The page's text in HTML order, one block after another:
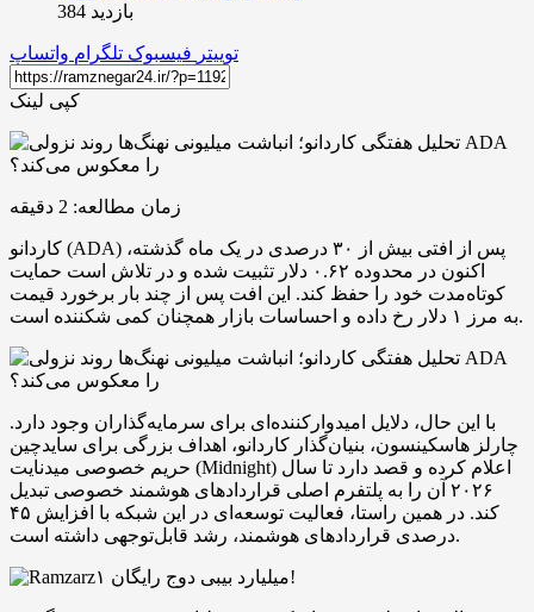
بازدید 384
توییتر فیسبوک تلگرام واتساپ
کپی لینک
زمان مطالعه: 2 دقیقه
کاردانو (ADA) پس از افتی بیش از ۳۰ درصدی در یک ماه گذشته،
اکنون در محدوده ۰.۶۲ دلار تثبیت شده و در تلاش است حمایت
کوتاه‌مدت خود را حفظ کند. این افت پس از چند بار برخورد قیمت
به مرز ۱ دلار رخ داده و احساسات بازار همچنان کمی شکننده است.
با این حال، دلایل امیدوارکننده‌ای برای سرمایه‌گذاران وجود دارد.
چارلز هاسکینسون، بنیان‌گذار کاردانو، اهداف بزرگی برای سایدچین
حریم خصوصی میدنایت (Midnight) اعلام کرده و قصد دارد تا سال
۲۰۲۶ آن را به پلتفرم اصلی قراردادهای هوشمند خصوصی تبدیل
کند. در همین راستا، فعالیت توسعه‌ای در این شبکه با افزایش ۴۵
درصدی قراردادهای هوشمند، رشد قابل‌توجهی داشته است.
۱ میلیارد بیبی دوج رایگان!